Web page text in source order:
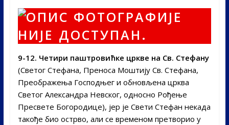
9-12. Четири паштровићке цркве на Св. Стефану
(Светог Стефана, Преноса Моштију Св. Стефана,
Преображења Господњег и обновљена црква
Светог Александра Невског, односно Рођење
Пресвете Богородице), јер је Свети Стефан некада
такође био острво, али се временом претворио у